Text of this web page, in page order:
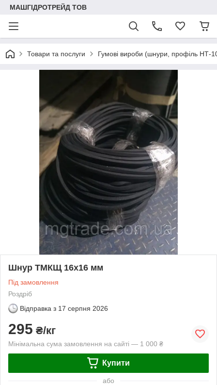
МАШГІДРОТРЕЙД ТОВ
Товари та послуги Гумові вироби (шнури, профіль НТ-
Шнур ТМКЩ 16х16 мм
Під замовлення
Роздріб
Відправка з 17 серпня 2026
295 ₴/кг
Мінімальна сума замовлення на сайті — 1 000 ₴
Купити
або